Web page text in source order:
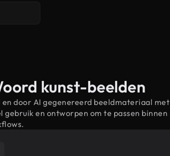
kunst-beelden
door AI gegenereerd beeldmateriaal met
en ontworpen om te passen binnen